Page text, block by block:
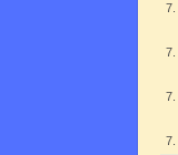
7.
7.
7.
7.